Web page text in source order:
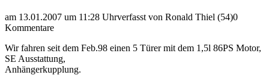
am 13.01.2007 um 11:28 Uhrverfasst von Ronald Thiel (54)0
Kommentare
Wir fahren seit dem Feb.98 einen 5 Türer mit dem 1,5l 86PS Motor,
SE Ausstattung,
Anhängerkupplung.